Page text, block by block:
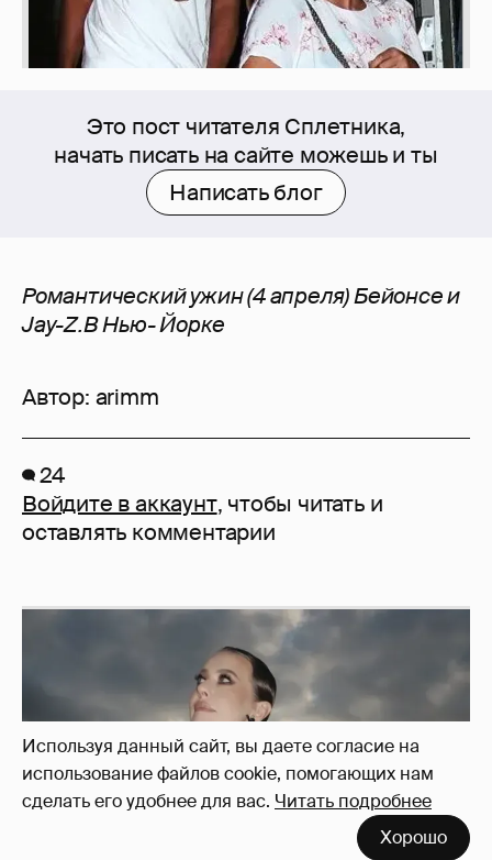
Используя данный сайт, вы даете согласие на
использование файлов cookie, помогающих нам
сделать его удобнее для вас. Читать подробнее
Хорошо
Это пост читателя Сплетника,
начать писать на сайте можешь и ты
Написать блог
Романтический ужин (4 апреля) Бейонсе и
Jay-Z.В Нью- Йорке
Автор: arimm
24
Войдите в аккаунт, чтобы читать и
оставлять комментарии